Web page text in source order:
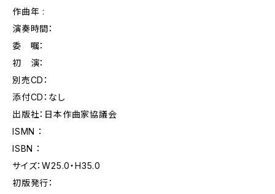
作曲年 :
演奏時間：
委 嘱：
初 演：
別売CD：
添付CD：なし
出版社：日本作曲家協議会
ISMN ：
ISBN ：
サイズ：W25.0・H35.0
初版発行：